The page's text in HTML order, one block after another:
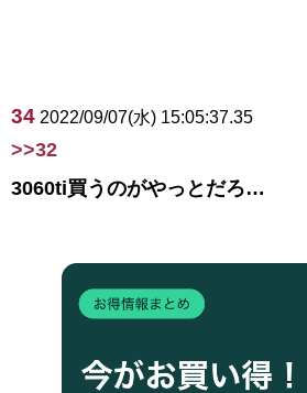
34 2022/09/07(水) 15:05:37.35
>>32
3060ti買うのがやっとだろ…